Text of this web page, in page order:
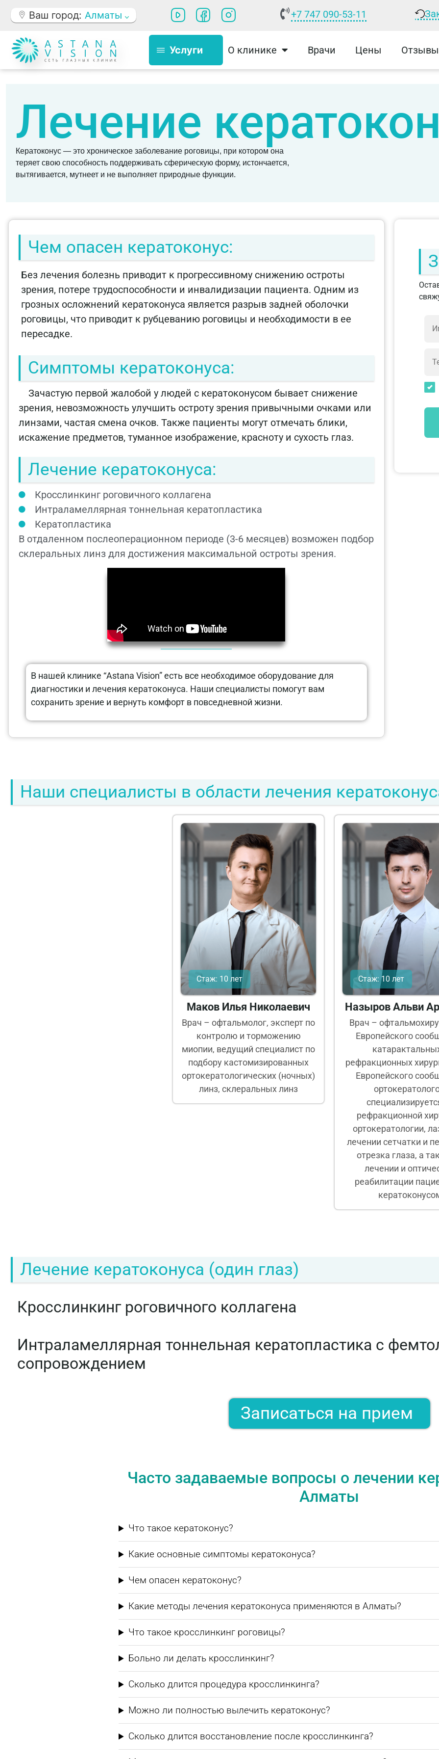
Ваш город: Алматы +7 747 090-53-11
Услуги О клинике Врачи Цены Отзывы
Лечение
Кератоконус — это хроническое заболевание роговицы, при котором она
теряет свою способность поддерживать сферическую форму, истончается,
вытягивается, мутнеет и не выполняет природные функции.
Чем опасен кератоконус:
Без лечения болезнь приводит к прогрессивному снижению остроты
зрения, потере трудоспособности и инвалидизации пациента. Одним из
грозных осложнений кератоконуса является разрыв задней оболочки
роговицы, что приводит к рубцеванию роговицы и необходимости в ее
пересадке.
Симптомы кератоконуса:
Зачастую первой жалобой у людей с кератоконусом бывает снижение
зрения, невозможность улучшить остроту зрения привычными очками или
линзами, частая смена очков. Также пациенты могут отмечать блики,
искажение предметов, туманное изображение, красноту и сухость глаз.
Лечение кератоконуса:
Кросслинкинг роговичного коллагена
Интраламеллярная тоннельная кератопластика
Кератопластика
В отдаленном послеоперационном периоде (3-6 месяцев) возможен подбор
склеральных линз для достижения максимальной остроты зрения.
В нашей клинике “Astana Vision” есть все необходимое оборудование для
диагностики и лечения кератоконуса. Наши специалисты помогут вам
сохранить зрение и вернуть комфорт в повседневной жизни.
Наши специалисты в области лечения
Стаж: 10 лет
Маков Илья Николаевич
Врач – офтальмолог, эксперт по
контролю и торможению
миопии, ведущий специалист по
подбору кастомизированных
ортокератологических (ночных)
линз, склеральных линз
Стаж: 10 лет
Назыров Альви
Врач –
Европейского
рефракционных
Европейского
рефракционной
ортокератологии,
лечении сетчатки и
отрезка глаза, а
лечении и
реабилитации
Лечение кератоконуса (один глаз)
Кросслинкинг роговичного коллагена
Интраламеллярная тоннельная кератопластика с
сопровождением
Записаться на прием
Часто задаваемые вопросы о лечении
Алматы
Что такое кератоконус?
Какие основные симптомы кератоконуса?
Чем опасен кератоконус?
Какие методы лечения кератоконуса применяются в Алматы?
Что такое кросслинкинг роговицы?
Больно ли делать кросслинкинг?
Сколько длится процедура кросслинкинга?
Можно ли полностью вылечить кератоконус?
Сколько длится восстановление после кросслинкинга?